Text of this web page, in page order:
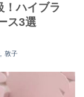
！ハイブラ
ス3選
敦子